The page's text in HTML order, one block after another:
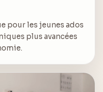
pour les jeunes ados
plus avancées